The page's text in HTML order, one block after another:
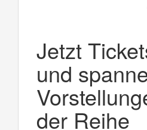
Jetzt
und
der Reihe